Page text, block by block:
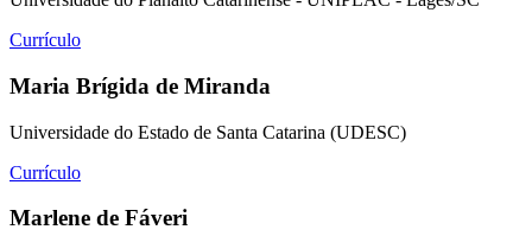
Currículo
Maria Brígida de Miranda
Universidade do Estado de Santa Catarina (UDESC)
Currículo
Marlene de Fáveri